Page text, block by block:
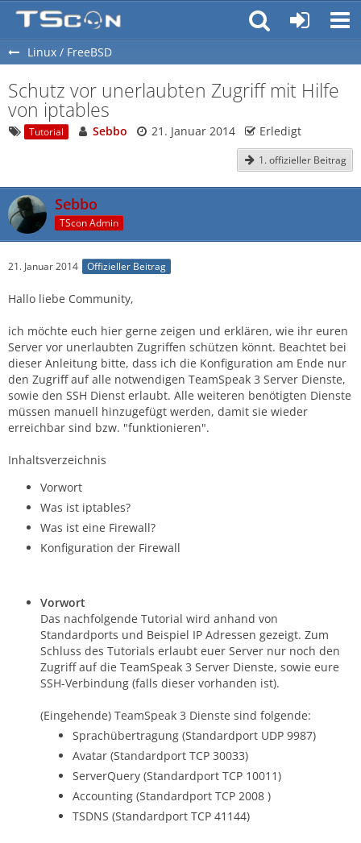
Linux / FreeBSD
Schutz vor unerlaubten Zugriff mit Hilfe
von iptables
Tutorial Sebbo 21. Januar 2014 Erledigt
1. offizieller Beitrag
Sebbo
TScon Admin
21. Januar 2014 Offizieller Beitrag
Hallo liebe Community,
ich möchte euch hier gerne zeigen und erklären, wie ihr euren
Server vor unerlaubten Zugriffen schützen könnt. Beachtet bei
dieser Anleitung bitte, dass ich die Konfiguration am Ende nur
den Zugriff auf alle notwendigen TeamSpeak 3 Server Dienste,
sowie den SSH Dienst erlaubt. Alle weiteren benötigten Dienste
müssen manuell hinzugefügt werden, damit sie wieder
erreichbar sind bzw. "funktionieren".
Inhaltsverzeichnis
Vorwort
Was ist iptables?
Was ist eine Firewall?
Konfiguration der Firewall
Vorwort
Das nachfolgende Tutorial wird anhand von
Standardports und Beispiel IP Adressen gezeigt. Zum
Schluss des Tutorials erlaubt euer Server nur noch den
Zugriff auf die TeamSpeak 3 Server Dienste, sowie eure
SSH-Verbindung (falls dieser vorhanden ist).
(Eingehende) TeamSpeak 3 Dienste sind folgende:
Sprachübertragung (Standardport UDP 9987)
Avatar (Standardport TCP 30033)
ServerQuery (Standardport TCP 10011)
Accounting (Standardport TCP 2008 )
TSDNS (Standardport TCP 41144)